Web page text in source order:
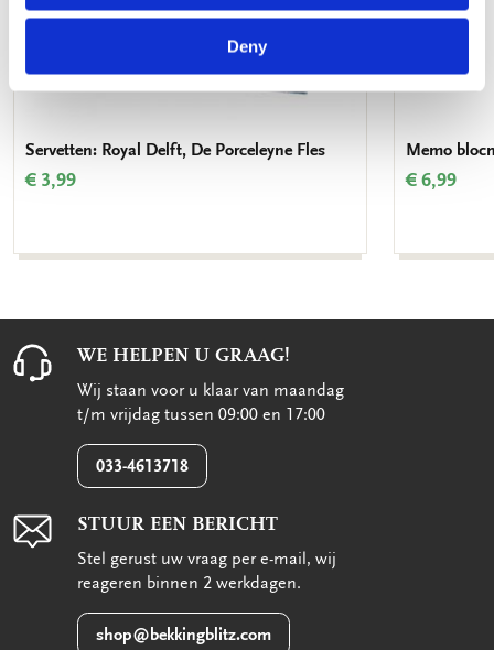
Deny
Servetten: Royal Delft, De Porceleyne Fles
€ 3,99
Memo
€ 6,99
WE HELPEN U GRAAG!
Wij staan voor u klaar van maandag
t/m vrijdag tussen 09:00 en 17:00
033-4613718
STUUR EEN BERICHT
Stel gerust uw vraag per e-mail, wij
reageren binnen 2 werkdagen.
shop@bekkingblitz.com